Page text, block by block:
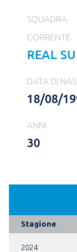
SQUADRA
CORRENTE
REAL
DATA DI
18/08/
ANNI
30
Stagione
2024